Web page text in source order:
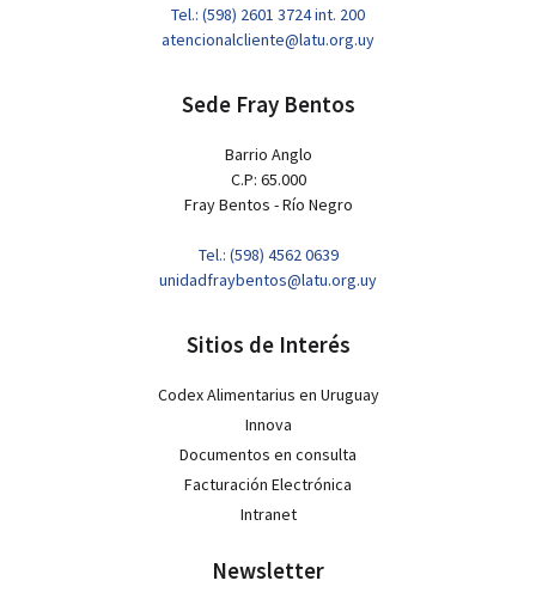
Tel.: (598) 2601 3724 int. 200
atencionalcliente@latu.org.uy
Sede Fray Bentos
Barrio Anglo
C.P: 65.000
Fray Bentos - Río Negro
Tel.: (598) 4562 0639
unidadfraybentos@latu.org.uy
Sitios de Interés
Codex Alimentarius en Uruguay
Innova
Documentos en consulta
Facturación Electrónica
Intranet
Newsletter